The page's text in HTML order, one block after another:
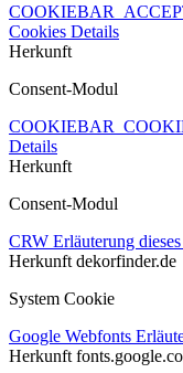
Cookies Details
Herkunft
Consent-Modul
Details
Herkunft
Consent-Modul
CRW Erläuterung
Herkunft dekorfinder.de
System Cookie
Google Webfonts
Herkunft